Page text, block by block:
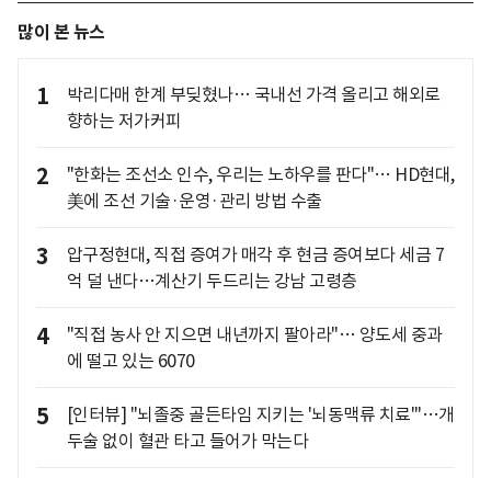
많이 본 뉴스
1
박리다매 한계 부딪혔나… 국내선 가격 올리고 해외로
향하는 저가커피
2
"한화는 조선소 인수, 우리는 노하우를 판다"… HD현대,
美에 조선 기술·운영·관리 방법 수출
3
압구정현대, 직접 증여가 매각 후 현금 증여보다 세금 7
억 덜 낸다…계산기 두드리는 강남 고령층
4
"직접 농사 안 지으면 내년까지 팔아라"… 양도세 중과
에 떨고 있는 6070
5
[인터뷰] "뇌졸중 골든타임 지키는 '뇌동맥류 치료'"…개
두술 없이 혈관 타고 들어가 막는다